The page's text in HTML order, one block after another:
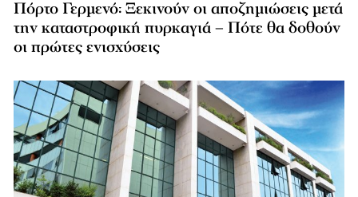
Πόρτο Γερμενό: Ξεκινούν οι αποζημιώσεις μετά
την καταστροφική πυρκαγιά – Πότε θα δοθούν
οι πρώτες ενισχύσεις